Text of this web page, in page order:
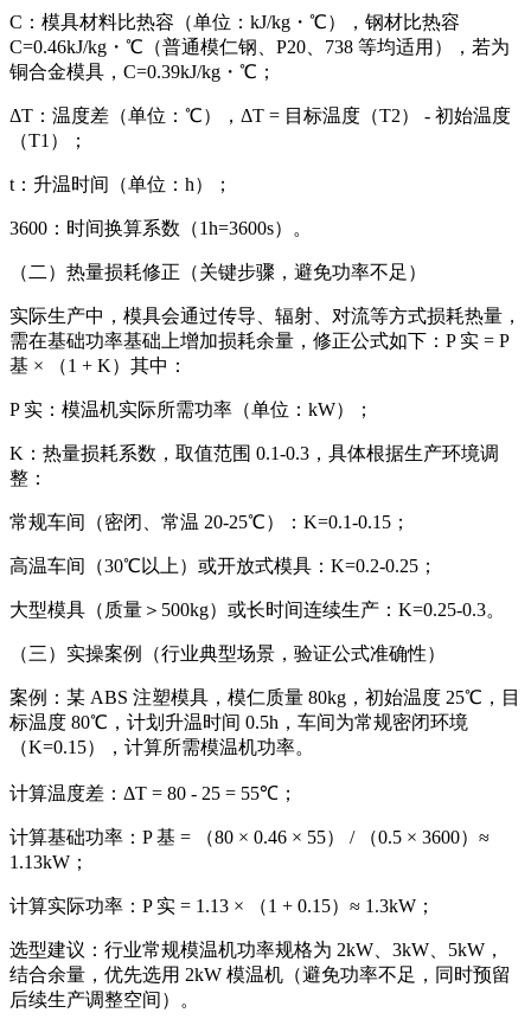
C：模具材料比热容（单位：kJ/kg・℃），钢材比热容
C=0.46kJ/kg・℃（普通模仁钢、P20、738 等均适用），若为
铜合金模具，C=0.39kJ/kg・℃；
ΔT：温度差（单位：℃），ΔT = 目标温度（T2） - 初始温度
（T1）；
t：升温时间（单位：h）；
3600：时间换算系数（1h=3600s）。
（二）热量损耗修正（关键步骤，避免功率不足）
实际生产中，模具会通过传导、辐射、对流等方式损耗热量，
需在基础功率基础上增加损耗余量，修正公式如下：P 实 = P
基 × （1 + K）其中：
P 实：模温机实际所需功率（单位：kW）；
K：热量损耗系数，取值范围 0.1-0.3，具体根据生产环境调
整：
常规车间（密闭、常温 20-25℃）：K=0.1-0.15；
高温车间（30℃以上）或开放式模具：K=0.2-0.25；
大型模具（质量＞500kg）或长时间连续生产：K=0.25-0.3。
（三）实操案例（行业典型场景，验证公式准确性）
案例：某 ABS 注塑模具，模仁质量 80kg，初始温度 25℃，目
标温度 80℃，计划升温时间 0.5h，车间为常规密闭环境
（K=0.15），计算所需模温机功率。
计算温度差：ΔT = 80 - 25 = 55℃；
计算基础功率：P 基 = （80 × 0.46 × 55） / （0.5 × 3600）≈
1.13kW；
计算实际功率：P 实 = 1.13 × （1 + 0.15）≈ 1.3kW；
选型建议：行业常规模温机功率规格为 2kW、3kW、5kW，
结合余量，优先选用 2kW 模温机（避免功率不足，同时预留
后续生产调整空间）。